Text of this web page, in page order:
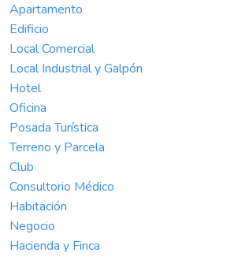
Apartamento
Edificio
Local Comercial
Local Industrial y Galpón
Hotel
Oficina
Posada Turística
Terreno y Parcela
Club
Consultorio Médico
Habitación
Negocio
Hacienda y Finca